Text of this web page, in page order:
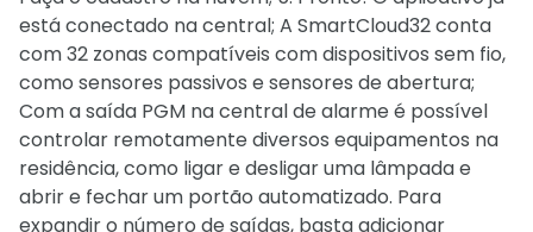
está conectado na central; A SmartCloud32 conta
com 32 zonas compatíveis com dispositivos sem fio,
como sensores passivos e sensores de abertura;
Com a saída PGM na central de alarme é possível
controlar remotamente diversos equipamentos na
residência, como ligar e desligar uma lâmpada e
abrir e fechar um portão automatizado. Para
expandir o número de saídas, basta adicionar